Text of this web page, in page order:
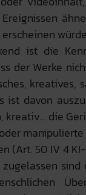
ist die
der Werke
kreatives,
ist davon
kreativ… die
(Art. 50 IV 4